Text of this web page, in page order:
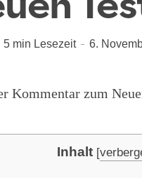
5 min Lesezeit 6.
Inhalt [